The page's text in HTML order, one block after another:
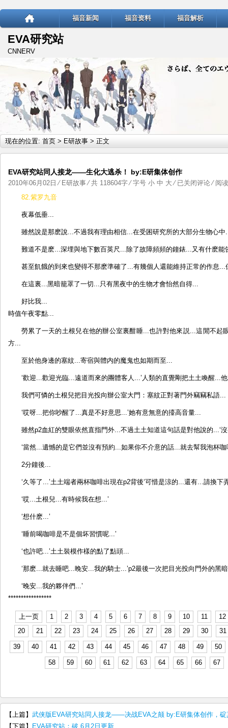
福音新闻 福音资料 福音解析
EVA研究站
CNNERV
现在的位置: 首页 > E研故事 > 正文
EVA研究站同人接龙——生化大逃杀！ by:E研集体创作
2010年06月02日 ⁄ E研故事⁄ 共 118604字 ⁄ 字号 小 中 大 ⁄ EVA
同
接
——
生
杀！
体
作
已关闭评论⁄ 阅
82.紫罗九音
夜幕低垂...
雖然說是那麽說...不過我有理由相信...在受困研究所的大部分生物心
難道不是麽...深埋與地下數百英尺...除了故障頻頻的鐘錶...又有什麽能
甚至飢餓的到來也變得不那麽準確了...有幾個人還能維持正常的作息
在這裏...黑暗籠罩了一切...只有黑夜中的生物才會怡然自得...
好比我...
時值午夜零點...
勞累了一天的土根兒在他的辦公室裏酣睡...也許對他來説...這閒不起
方...
至於他身邊的塞紋...寄宿與體内的魔鬼也如期而至...
‘歡迎...歡迎光臨...遠道而來的團體客人...’人類的直覺剛把土土喚醒...
我們可憐的土根兒把目光投向辦公室大門：塞紋正對著門外竊竊私語...
‘哎呀...把你吵醒了...真是不好意思...’她有意無意的擡高音量...
雖然p2血紅的雙眼依然直指門外...不過土土知道這句話是對他說的...‘
‘當然...遺憾的是它們並沒有預約...如果你不介意的話...就去幫我泡杯
2分鐘後...
‘久等了...’土土端者兩杯咖啡出現在p2背後‘可惜是涼的...還有...請換下
‘哎...土根兒...有時候我在想...’
‘想什麽...’
‘睡前喝咖啡是不是個坏習慣呢...’
‘也許吧...’土土裝模作樣的點了點頭...
‘那麽...就去睡吧...晚安...我的騎士...’p2最後一次把目光投向門外的黑
‘晚安...我的夥伴們...’
*****************
上一页 1 2 3 4 5 6 7 8 9 10 11
12
20
21 22 23 24 25 26 27 28 29 30 31
39 40 41 42 43 44 45 46 47 48 49 50
58 59 60 61 62 63 64 65 66 67
【上篇】 武侠版EVA研究站同人接龙——决战EVA之颠 by:E研集体创作，碇
【下篇】
EVA研究站：破 6月2日更新